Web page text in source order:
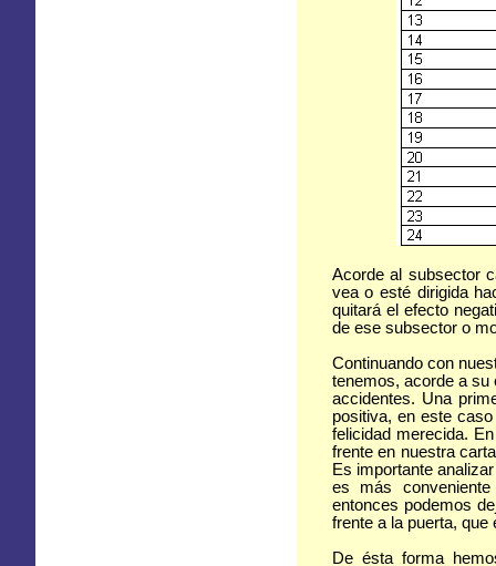
Acorde al subsector
vea o esté dirigida
quitará el efecto
de ese subsector o
Continuando con
tenemos, acorde a su
accidentes. Una
positiva, en este
felicidad merecida.
frente en nuestra
Es importante
es más
entonces podemos
frente a la puerta, que
De ésta forma